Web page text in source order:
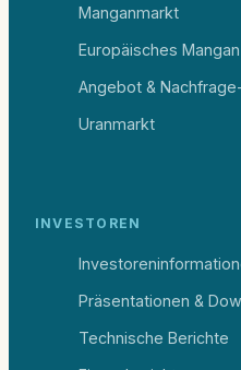
Manganmarkt
Europäisches Mangan
Angebot &
Uranmarkt
INVESTOREN
Präsentationen &
Technische Berichte